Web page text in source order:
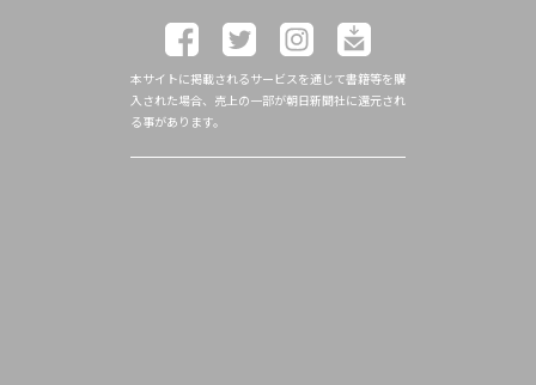
本サイトに掲載されるサービスを通じて書籍等を購
入された場合、売上の一部が朝日新聞社に還元され
る事があります。